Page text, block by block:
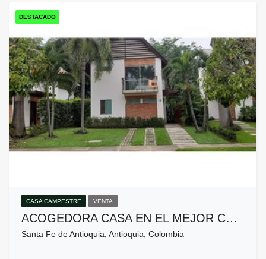
DESTACADO
CASA CAMPESTRE VENTA
ACOGEDORA CASA EN EL MEJOR C…
Santa Fe de Antioquia, Antioquia, Colombia